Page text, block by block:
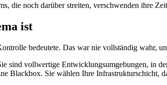
die noch darüber streiten, verschwenden ihre
ist
bedeutete. Das war nie vollständig wahr,
sind vollwertige Entwicklungsumgebungen, in
Blackbox. Sie wählen Ihre Infrastrukturschicht,